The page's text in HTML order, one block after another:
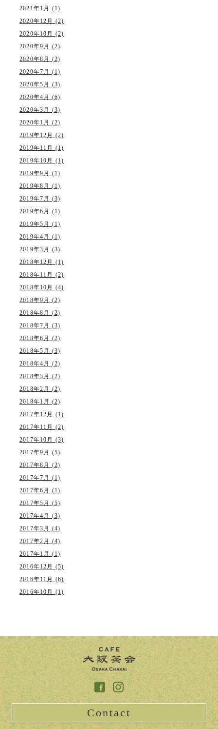
2021年1月 (1)
2020年12月 (2)
2020年10月 (2)
2020年9月 (2)
2020年8月 (2)
2020年7月 (1)
2020年5月 (3)
2020年4月 (6)
2020年3月 (3)
2020年1月 (2)
2019年12月 (2)
2019年11月 (1)
2019年10月 (1)
2019年9月 (1)
2019年8月 (1)
2019年7月 (3)
2019年6月 (1)
2019年5月 (1)
2019年4月 (1)
2019年3月 (3)
2018年12月 (1)
2018年11月 (2)
2018年10月 (4)
2018年9月 (2)
2018年8月 (2)
2018年7月 (3)
2018年6月 (2)
2018年5月 (3)
2018年4月 (2)
2018年3月 (2)
2018年2月 (2)
2018年1月 (2)
2017年12月 (1)
2017年11月 (2)
2017年10月 (3)
2017年9月 (5)
2017年8月 (2)
2017年7月 (1)
2017年6月 (1)
2017年5月 (5)
2017年4月 (3)
2017年3月 (4)
2017年2月 (4)
2017年1月 (1)
2016年12月 (5)
2016年11月 (6)
2016年10月 (1)
Contact